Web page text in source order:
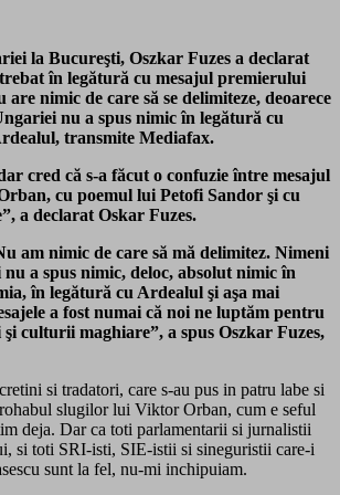
la Bucureşti, Oszkar Fuzes a declarat
în legătură cu mesajul premierului
nimic de care să se delimiteze, deoarece
nu a spus nimic în legătură cu
transmite Mediafax.
cred că s-a făcut o confuzie între mesajul
cu poemul lui Petofi Sandor şi cu
a declarat Oskar Fuzes.
am nimic de care să mă delimitez. Nimeni
a spus nimic, deloc, absolut nimic în
în legătură cu Ardealul şi aşa mai
a fost numai că noi ne luptăm pentru
culturii maghiare”, a spus Oszkar Fuzes,
si tradatori, care s-au pus in patru labe si
slugilor lui Viktor Orban, cum e seful
deja. Dar ca toti parlamentarii si jurnalistii
si toti SRI-isti, SIE-istii si sineguristii care-i
sunt la fel, nu-mi inchipuiam.